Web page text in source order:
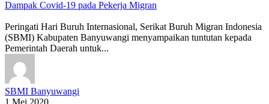
Dampak Covid-19 pada Pekerja Migran
Peringati Hari Buruh Internasional, Serikat Buruh Migran Indonesia
(SBMI) Kabupaten Banyuwangi menyampaikan tuntutan kepada
Pemerintah Daerah untuk...
SBMI Banyuwangi
1 Mei 2020